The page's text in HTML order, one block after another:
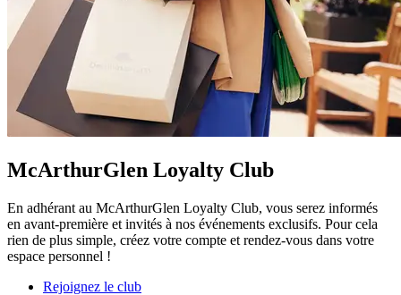
McArthurGlen Loyalty Club
En adhérant au McArthurGlen Loyalty Club, vous serez informés
en avant-première et invités à nos événements exclusifs. Pour cela
rien de plus simple, créez votre compte et rendez-vous dans votre
espace personnel !
Rejoignez le club